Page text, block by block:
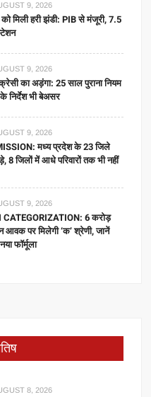
9, 2026
को मिली हरी झंडी: PIB से मंजूरी, 7.5
9, 2026
का अड़ंगा: 25 साल पुराना नियम
निर्देश भी बेअसर
9, 2026
मध्य प्रदेश के 23 जिले
जिलों में आधे परिवारों तक भी नहीं
9, 2026
6 करोड़
पर मिलेगी ‘क’ श्रेणी, जानें
फॉर्मूला
8, 2026